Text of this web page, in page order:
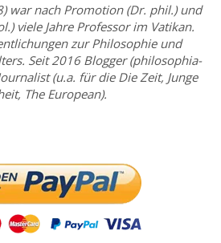
war nach Promotion (Dr. phil.) und
viele Jahre Professor im Vatikan.
zur Philosophie und
Seit 2016 Blogger (philosophia-
(u.a. für die Die Zeit, Junge
The European).